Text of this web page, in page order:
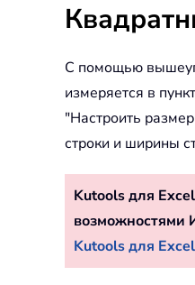
С помощью
измеряется в
"Настроить
строки и ширины
Kutools для Excel
возможностями
Kutools для